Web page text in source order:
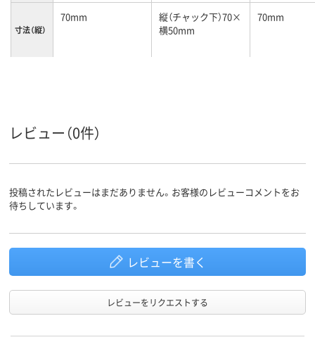
寸法（縦）
70mm
縦（チャック下）70×
横50mm
70mm
カラーグ
ループ
クリア(透明・半透明)
系
レビュー（0件）
投稿されたレビューはまだありません。お客様のレビューコメントをお
待ちしています。
レビューを書く
レビューをリクエストする